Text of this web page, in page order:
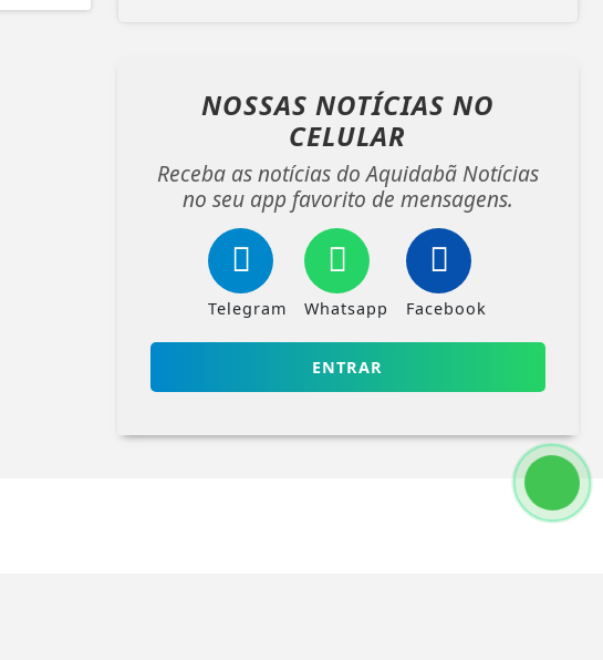
NOSSAS NOTÍCIAS NO
CELULAR
Receba as notícias do Aquidabã Notícias
no seu app favorito de mensagens.
Telegram Whatsapp Facebook
ENTRAR